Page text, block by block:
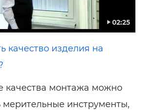
02:25
качество изделия на
качества монтажа можно
мерительные инструменты,